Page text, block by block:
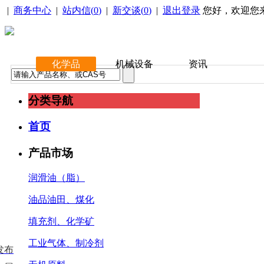
| 商务中心 | 站内信(0) | 新交谈(0) | 退出登录 您好，欢迎您
化学品 机械设备 资讯
分类导航
首页
产品市场
润滑油（脂）
油品油田、煤化
填充剂、化学矿
工业气体、制冷剂
布